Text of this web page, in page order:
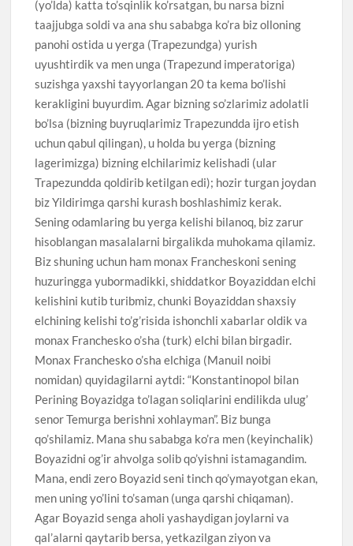
(yo’lda) katta to’sqinlik ko’rsatgan, bu narsa bizni
taajjubga soldi va ana shu sababga ko’ra biz olloning
panohi ostida u yerga (Trapezundga) yurish
uyushtirdik va men unga (Trapezund imperatoriga)
suzishga yaxshi tayyorlangan 20 ta kema bo’lishi
kerakligini buyurdim. Agar bizning so’zlarimiz adolatli
bo’lsa (bizning buyruqlarimiz Trapezundda ijro etish
uchun qabul qilingan), u holda bu yerga (bizning
lagerimizga) bizning elchilarimiz kelishadi (ular
Trapezundda qoldirib ketilgan edi); hozir turgan joydan
biz Yildirimga qarshi kurash boshlashimiz kerak.
Sening odamlaring bu yerga kelishi bilanoq, biz zarur
hisoblangan masalalarni birgalikda muhokama qilamiz.
Biz shuning uchun ham monax Francheskoni sening
huzuringga yubormadikki, shiddatkor Boyaziddan elchi
kelishini kutib turibmiz, chunki Boyaziddan shaxsiy
elchining kelishi to’g’risida ishonchli xabarlar oldik va
monax Franchesko o’sha (turk) elchi bilan birgadir.
Monax Franchesko o’sha elchiga (Manuil noibi
nomidan) quyidagilarni aytdi: “Konstantinopol bilan
Perining Boyazidga to’lagan soliqlarini endilikda ulug’
senor Temurga berishni xohlayman”. Biz bunga
qo’shilamiz. Mana shu sababga ko’ra men (keyinchalik)
Boyazidni og’ir ahvolga solib qo’yishni istamagandim.
Mana, endi zero Boyazid seni tinch qo’ymayotgan ekan,
men uning yo’lini to’saman (unga qarshi chiqaman).
Agar Boyazid senga aholi yashaydigan joylarni va
qal’alarni qaytarib bersa, yetkazilgan ziyon va